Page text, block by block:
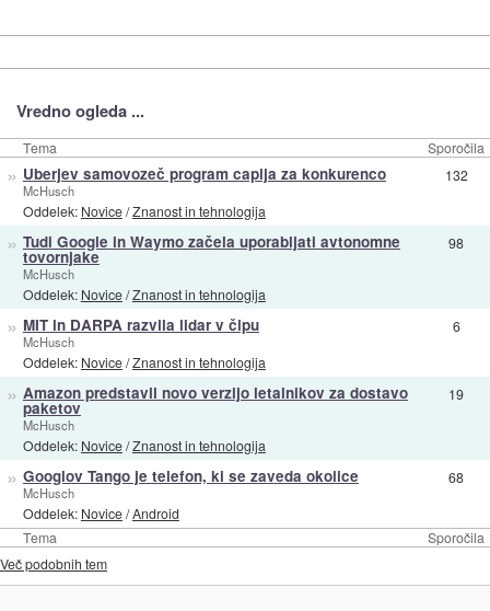
Vredno ogleda ...
Tema Sporočila
Tema Sporočila
» Uberjev samovozeč program caplja za konkurenco
McHusch
Oddelek: Novice/Znanost in tehnologija
132
» Tudi Google in Waymo začela uporabljati avtonomne
tovornjake
McHusch
Oddelek: Novice/Znanost in tehnologija
98
» MIT in DARPA razvila lidar v čipu
McHusch
Oddelek: Novice/Znanost in tehnologija
6
» Amazon predstavil novo verzijo letalnikov za dostavo
paketov
McHusch
Oddelek: Novice/Znanost in tehnologija
19
» Googlov Tango je telefon, ki se zaveda okolice
McHusch
Oddelek: Novice/Android
68
Več podobnih tem